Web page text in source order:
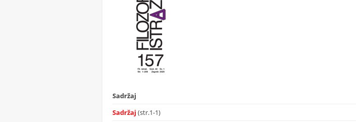
Sadržaj
Sadržaj (str.1-1)